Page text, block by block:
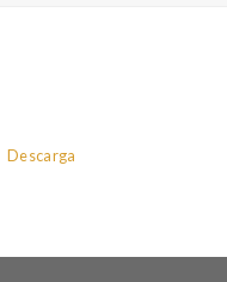
Descarga